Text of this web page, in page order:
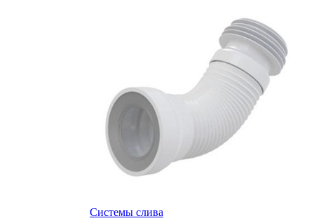
Системы слива